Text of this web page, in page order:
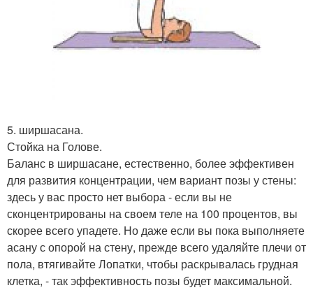
5. ширшасана.
Стойка на Голове.
Баланс в ширшасане, естественно, более эффективен
для развития концентрации, чем вариант позы у стены:
здесь у вас просто нет выбора - если вы не
сконцентрированы на своем теле на 100 процентов, вы
скорее всего упадете. Но даже если вы пока выполняете
асану с опорой на стену, прежде всего удаляйте плечи от
пола, втягивайте Лопатки, чтобы раскрывалась грудная
клетка, - так эффективность позы будет максимальной.